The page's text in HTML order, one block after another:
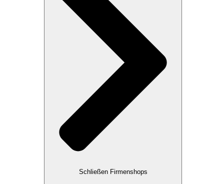
Schließen Firmenshops